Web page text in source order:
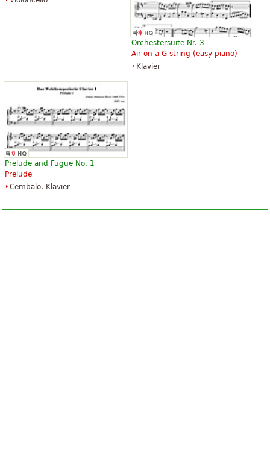
Orchestersuite Nr. 3
Air on a G string (easy piano)
Klavier
Prelude and Fugue No. 1
Prelude
Cembalo, Klavier